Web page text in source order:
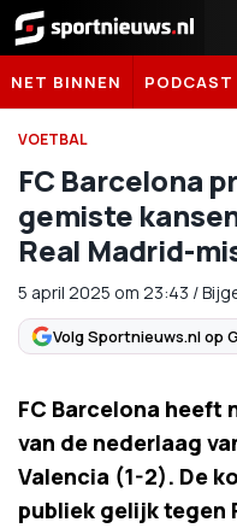
Sportnieuws.nl
NET BINNEN PODCAST
VOETBAL
FC Barcelona
gemiste
Real Madrid-
5 april 2025 om 23:43 /
Volg Sportnieuws.nl op
FC Barcelona
van de nederlaag
Valencia (1-2). De
publiek gelijk tegen